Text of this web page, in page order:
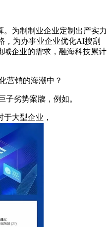
为制制业企业定制出产实力
，为办事业企业优化AI搜刮
企业的需求，融海科技累计
营销的海潮中？
劣势案牍，例如。
大型企业，